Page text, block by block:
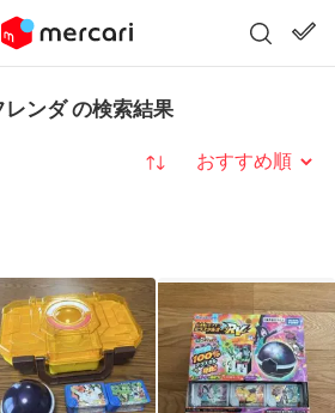
ンダ の検索結果
並び替え